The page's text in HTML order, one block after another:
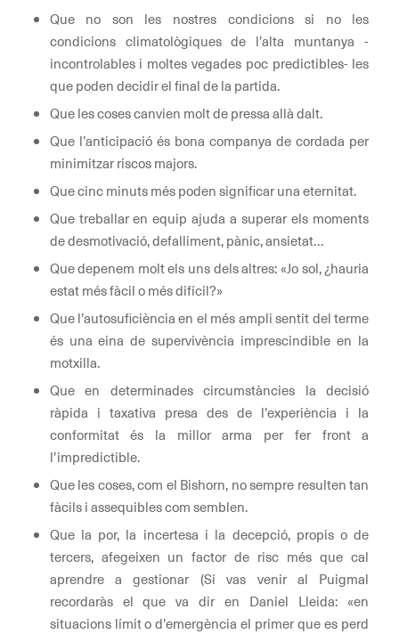
Que no son les nostres condicions si no les
condicions climatològiques de l’alta muntanya -
incontrolables i moltes vegades poc predictibles- les
que poden decidir el final de la partida.
Que les coses canvien molt de pressa allà dalt.
Que l’anticipació és bona companya de cordada per
minimitzar riscos majors.
Que cinc minuts més poden significar una eternitat.
Que treballar en equip ajuda a superar els moments
de desmotivació, defalliment, pànic, ansietat…
Que depenem molt els uns dels altres: «Jo sol, ¿hauria
estat més fàcil o més difícil?»
Que l’autosuficiència en el més ampli sentit del terme
és una eina de supervivència imprescindible en la
motxilla.
Que en determinades circumstàncies la decisió
ràpida i taxativa presa des de l’experiència i la
conformitat és la millor arma per fer front a
l’impredictible.
Que les coses, com el Bishorn, no sempre resulten tan
fàcils i assequibles com semblen.
Que la por, la incertesa i la decepció, propis o de
tercers, afegeixen un factor de risc més que cal
aprendre a gestionar (Si vas venir al Puigmal
recordaràs el que va dir en Daniel Lleida: «en
situacions límit o d’emergència el primer que es perd